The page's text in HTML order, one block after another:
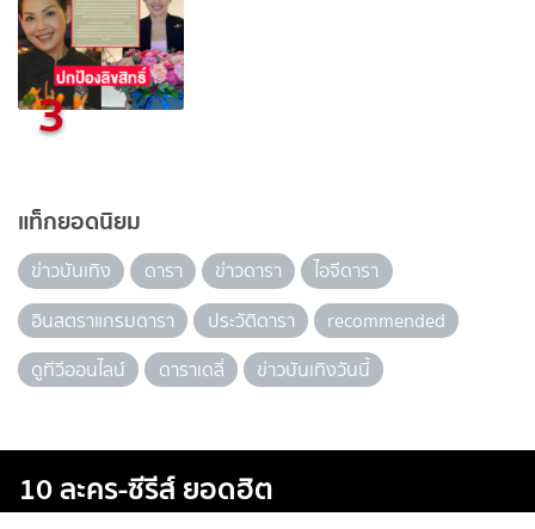
3
แท็กยอดนิยม
ข่าวบันเทิง ดารา ข่าวดารา
ไอจีดารา
อินสตราแกรมดารา
ประวัติดารา
recommended
ดูทีวีออนไลน์
ดาราเดลี่ ข่าวบันเทิงวันนี้
10 ละคร-ซีรีส์ ยอดฮิต